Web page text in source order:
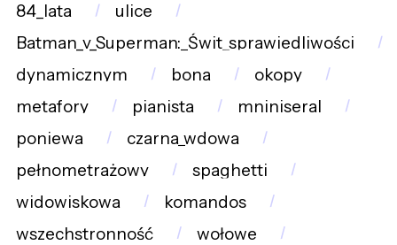
84_lata
ulice
Batman_v_Superman:_Świt_sprawiedliwości
dynamicznym
bona
okopy
metafory
pianista
mniniseral
poniewa
czarna_wdowa
pełnometrażowy
spaghetti
widowiskowa
komandos
wszechstronność
wołowe